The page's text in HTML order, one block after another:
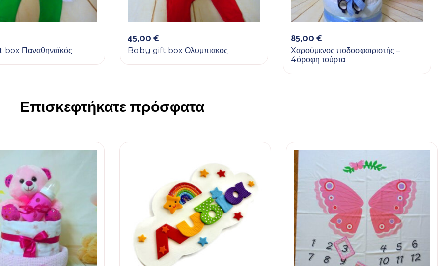
Παναθηναϊκός
45,00€
Baby gift box Ολυμπιακός
85,00€
Χαρούμενος ποδοσφαιριστής –
4όροφη τούρτα
Επισκεφτήκατε πρόσφατα